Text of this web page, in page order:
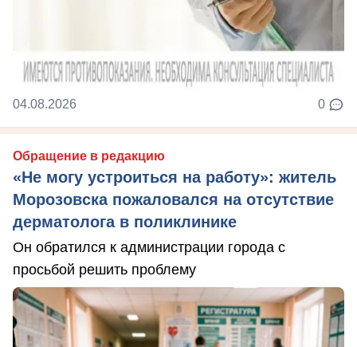
04.08.2026 0
Обращение в редакцию
«Не могу устроиться на работу»: житель
Морозовска пожаловался на отсутствие
дерматолога в поликлинике
Он обратился к администрации города с
просьбой решить проблему